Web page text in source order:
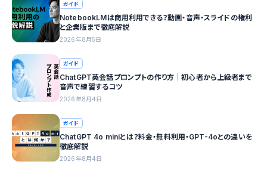
ガイド
NotebookLMは商用利用できる？動画・音声・スライドの権利
と企業版まで徹底解説
2026年8月5日
ガイド
ChatGPT英会話プロンプトの作り方｜初心者から上級者まで
音声で練習するコツ
2026年8月4日
ガイド
ChatGPT 4o miniとは？料金・無料利用・GPT-4oとの違いを
徹底解説
2026年8月4日